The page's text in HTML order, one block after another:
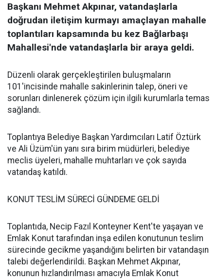
Başkanı Mehmet Akpınar, vatandaşlarla
doğrudan iletişim kurmayı amaçlayan mahalle
toplantıları kapsamında bu kez Bağlarbaşı
Mahallesi'nde vatandaşlarla bir araya geldi.
Düzenli olarak gerçekleştirilen buluşmaların
101'incisinde mahalle sakinlerinin talep, öneri ve
sorunları dinlenerek çözüm için ilgili kurumlarla temas
sağlandı.
Toplantıya Belediye Başkan Yardımcıları Latif Öztürk
ve Ali Üzüm'ün yanı sıra birim müdürleri, belediye
meclis üyeleri, mahalle muhtarları ve çok sayıda
vatandaş katıldı.
KONUT TESLİM SÜRECİ GÜNDEME GELDİ
Toplantıda, Necip Fazıl Konteyner Kent'te yaşayan ve
Emlak Konut tarafından inşa edilen konutunun teslim
sürecinde gecikme yaşandığını belirten bir vatandaşın
talebi değerlendirildi. Başkan Mehmet Akpınar,
konunun hızlandırılması amacıyla Emlak Konut